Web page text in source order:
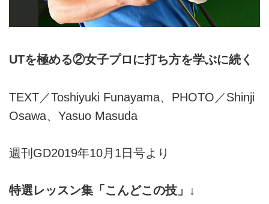
UTを極める②女子プロに打ち方を学ぶに続く
TEXT／Toshiyuki Funayama、PHOTO／Shinji
Osawa、Yasuo Masuda
週刊GD2019年10月1日号より
特選レッスン集「こんどこの技」↓